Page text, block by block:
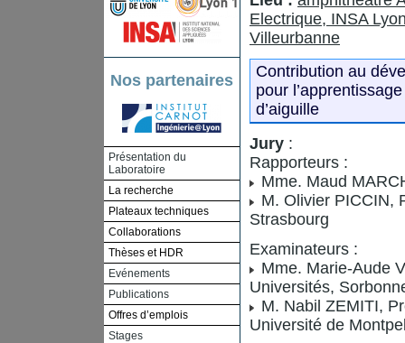
Nos partenaires
Présentation du
Laboratoire
La recherche
Plateaux techniques
Collaborations
Thèses et HDR
Evénements
Publications
Offres d’emplois
Stages
Electrique, INSA
Villeurbanne
Contribution au
pour
d’aiguille
Jury :
Rapporteurs :
Mme. Maud
M. Olivier PICCIN,
Strasbourg
Examinateurs :
Mme. Marie-Aude
Universités,
M. Nabil ZEMITI,
Université de